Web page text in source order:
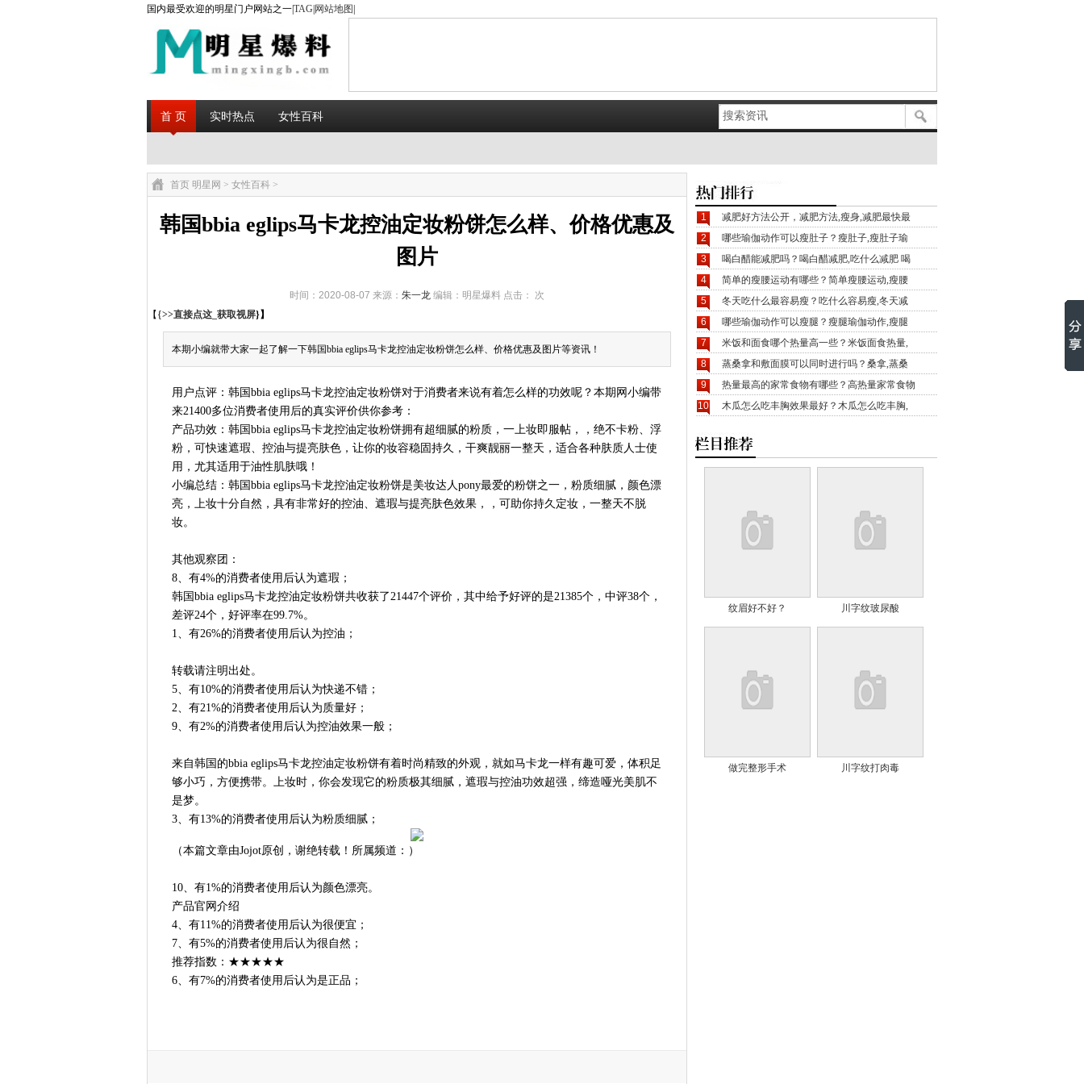
国内最受欢迎的明星门户网站之一|TAG 网站地图
首 页 实时热点 女性百科
首页 明星网 > 女性百科 >
韩国bbia eglips马卡龙控油定妆粉饼怎么样、价格优惠及
图片
时间：2020-08-07 来源： 朱一龙 编辑：明星爆料 点击：
次
【{>>直接点这_获取视屏}】
本期小编就带大家一起了解一下韩国bbia eglips马卡龙控油定妆粉饼怎么样、价格优惠及图片等资讯！
用户点评：韩国bbia eglips马卡龙控油定妆粉饼对于消费者来说有着怎么样的功效呢？本期网小编带
来21400多位消费者使用后的真实评价供你参考：
产品功效：韩国bbia eglips马卡龙控油定妆粉饼拥有超细腻的粉质，一上妆即服帖，，绝不卡粉、浮
粉，可快速遮瑕、控油与提亮肤色，让你的妆容稳固持久，干爽靓丽一整天，适合各种肤质人士使
用，尤其适用于油性肌肤哦！
小编总结：韩国bbia eglips马卡龙控油定妆粉饼是美妆达人pony最爱的粉饼之一，粉质细腻，颜色漂
亮，上妆十分自然，具有非常好的控油、遮瑕与提亮肤色效果，，可助你持久定妆，一整天不脱
妆。
其他观察团：
8、有4%的消费者使用后认为遮瑕；
韩国bbia eglips马卡龙控油定妆粉饼共收获了21447个评价，其中给予好评的是21385个，中评38个，
差评24个，好评率在99.7%。
1、有26%的消费者使用后认为控油；
转载请注明出处。
5、有10%的消费者使用后认为快递不错；
2、有21%的消费者使用后认为质量好；
9、有2%的消费者使用后认为控油效果一般；
来自韩国的bbia eglips马卡龙控油定妆粉饼有着时尚精致的外观，就如马卡龙一样有趣可爱，体积足
够小巧，方便携带。上妆时，你会发现它的粉质极其细腻，遮瑕与控油功效超强，缔造哑光美肌不
是梦。
3、有13%的消费者使用后认为粉质细腻；
（本篇文章由Jojot原创，谢绝转载！所属频道：）
10、有1%的消费者使用后认为颜色漂亮。
产品官网介绍
4、有11%的消费者使用后认为很便宜；
7、有5%的消费者使用后认为很自然；
推荐指数：★★★★★
6、有7%的消费者使用后认为是正品；
1
减肥好方法公开，减肥方法,瘦身,减肥最快最
2
哪些瑜伽动作可以瘦肚子？瘦肚子,瘦肚子瑜
3
喝白醋能减肥吗？喝白醋减肥,吃什么减肥 喝
4
简单的瘦腰运动有哪些？简单瘦腰运动,瘦腰
5
冬天吃什么最容易瘦？吃什么容易瘦,冬天减
6
哪些瑜伽动作可以瘦腿？瘦腿瑜伽动作,瘦腿
7
米饭和面食哪个热量高一些？米饭面食热量,
8
蒸桑拿和敷面膜可以同时进行吗？桑拿,蒸桑
9
热量最高的家常食物有哪些？高热量家常食物
10
木瓜怎么吃丰胸效果最好？木瓜怎么吃丰胸,
纹眉好不好？ 川字纹玻尿酸
做完整形手术 川字纹打肉毒